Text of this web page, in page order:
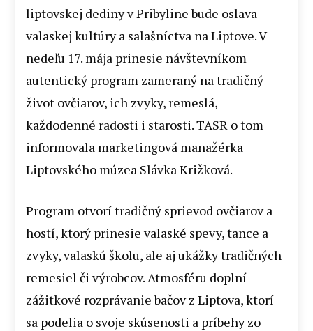
liptovskej dediny v Pribyline bude oslava
valaskej kultúry a salašníctva na Liptove. V
nedeľu 17. mája prinesie návštevníkom
autentický program zameraný na tradičný
život ovčiarov, ich zvyky, remeslá,
každodenné radosti i starosti. TASR o tom
informovala marketingová manažérka
Liptovského múzea Slávka Križková.
Program otvorí tradičný sprievod ovčiarov a
hostí, ktorý prinesie valaské spevy, tance a
zvyky, valaskú školu, ale aj ukážky tradičných
remesiel či výrobcov. Atmosféru doplní
zážitkové rozprávanie bačov z Liptova, ktorí
sa podelia o svoje skúsenosti a príbehy zo